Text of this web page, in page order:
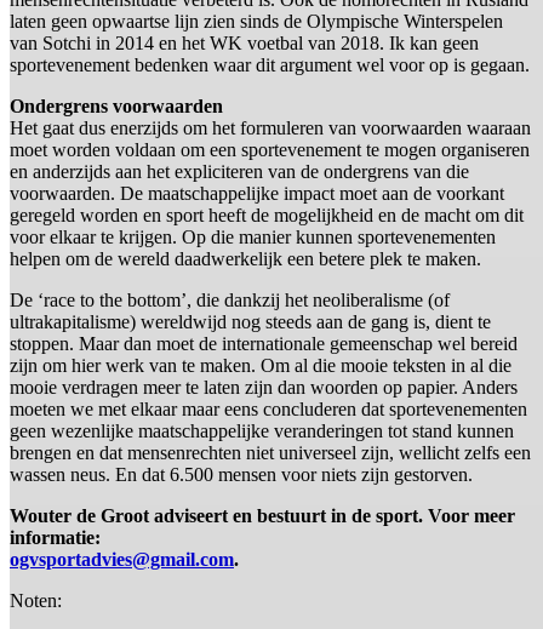
laten geen opwaartse lijn zien sinds de Olympische Winterspelen
van Sotchi in 2014 en het WK voetbal van 2018. Ik kan geen
sportevenement bedenken waar dit argument wel voor op is gegaan.
Ondergrens voorwaarden
Het gaat dus enerzijds om het formuleren van voorwaarden waaraan
moet worden voldaan om een sportevenement te mogen organiseren
en anderzijds aan het expliciteren van de ondergrens van die
voorwaarden. De maatschappelijke impact moet aan de voorkant
geregeld worden en sport heeft de mogelijkheid en de macht om dit
voor elkaar te krijgen. Op die manier kunnen sportevenementen
helpen om de wereld daadwerkelijk een betere plek te maken.
De ‘race to the bottom’, die dankzij het neoliberalisme (of
ultrakapitalisme) wereldwijd nog steeds aan de gang is, dient te
stoppen. Maar dan moet de internationale gemeenschap wel bereid
zijn om hier werk van te maken. Om al die mooie teksten in al die
mooie verdragen meer te laten zijn dan woorden op papier. Anders
moeten we met elkaar maar eens concluderen dat sportevenementen
geen wezenlijke maatschappelijke veranderingen tot stand kunnen
brengen en dat mensenrechten niet universeel zijn, wellicht zelfs een
wassen neus. En dat 6.500 mensen voor niets zijn gestorven.
Wouter de Groot adviseert en bestuurt in de sport. Voor meer
informatie:
ogvsportadvies@gmail.com.
Noten: